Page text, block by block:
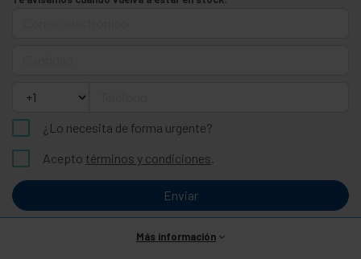
¿Lo necesita de forma urgente?
Acepto términos y condiciones.
Enviar
Más información